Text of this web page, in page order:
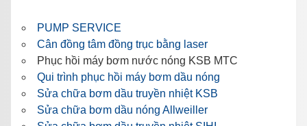
PUMP SERVICE
Cân đồng tâm đồng trục bằng laser
Phục hồi máy bơm nước nóng KSB MTC
Qui trình phục hồi máy bơm dầu nóng
Sửa chữa bơm dầu truyền nhiệt KSB
Sửa chữa bơm dầu nóng Allweiller